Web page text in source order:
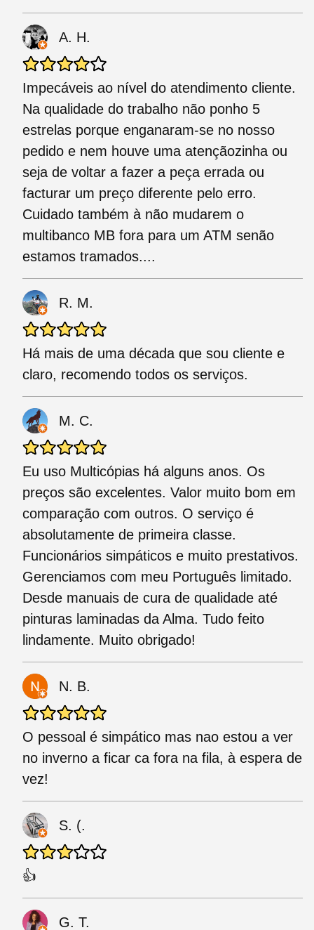
A. H.
Impecáveis ao nível do atendimento cliente.
Na qualidade do trabalho não ponho 5
estrelas porque enganaram-se no nosso
pedido e nem houve uma atençãozinha ou
seja de voltar a fazer a peça errada ou
facturar um preço diferente pelo erro.
Cuidado também à não mudarem o
multibanco MB fora para um ATM senão
estamos tramados....
R. M.
Há mais de uma década que sou cliente e
claro, recomendo todos os serviços.
M. C.
Eu uso Multicópias há alguns anos. Os
preços são excelentes. Valor muito bom em
comparação com outros. O serviço é
absolutamente de primeira classe.
Funcionários simpáticos e muito prestativos.
Gerenciamos com meu Português limitado.
Desde manuais de cura de qualidade até
pinturas laminadas da Alma. Tudo feito
lindamente. Muito obrigado!
N. B.
O pessoal é simpático mas nao estou a ver
no inverno a ficar ca fora na fila, à espera de
vez!
S. (.
👍
G. T.